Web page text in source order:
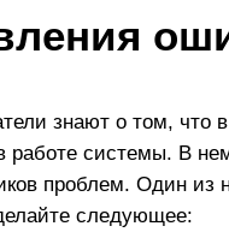
знают о том, что
работе системы. В
проблем. Один из
следующее: